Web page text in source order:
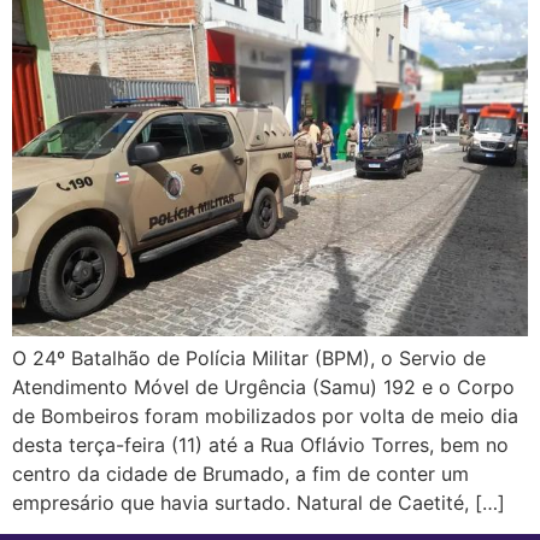
O 24º Batalhão de Polícia Militar (BPM), o Servio de
Atendimento Móvel de Urgência (Samu) 192 e o Corpo
de Bombeiros foram mobilizados por volta de meio dia
desta terça-feira (11) até a Rua Oflávio Torres, bem no
centro da cidade de Brumado, a fim de conter um
empresário que havia surtado. Natural de Caetité, […]